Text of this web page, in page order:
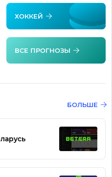
ХОККЕЙ
ВСЕ ПРОГНОЗЫ
БОЛЬШЕ